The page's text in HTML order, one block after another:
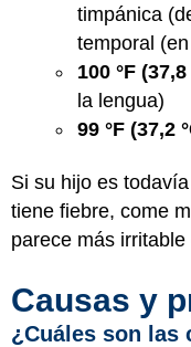
timpánica
temporal
100 °F (37,8
la lengua)
99 °F (37,2
Si su hijo es
tiene fiebre, come
parece más
Causas y
¿Cuáles son las